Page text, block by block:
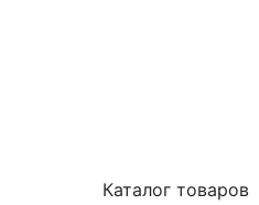
Каталог товаров